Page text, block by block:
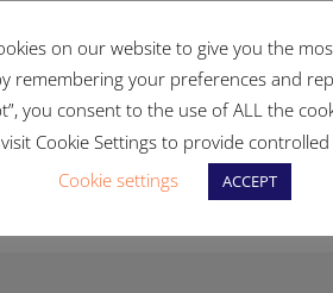
)
on our website to give you the
remembering your preferences and
you consent to the use of ALL the
Cookie Settings to provide
Cookie settings
ACCEPT